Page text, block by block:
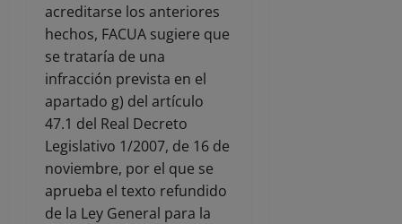
acreditarse los anteriores
hechos, FACUA sugiere que
se trataría de una
infracción prevista en el
apartado g) del artículo
47.1 del Real Decreto
Legislativo 1/2007, de 16 de
noviembre, por el que se
aprueba el texto refundido
de la Ley General para la